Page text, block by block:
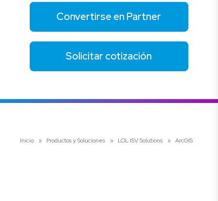
Convertirse en Partner
Solicitar cotización
Inicio » Productos y Soluciones » LOL ISV Solutions » ArcGIS